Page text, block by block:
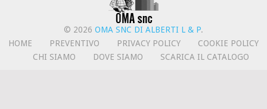
© 2026 OMA SNC DI ALBERTI L & P.
HOME
PREVENTIVO PRIVACY POLICY
COOKIE POLICY
CHI SIAMO
DOVE SIAMO SCARICA IL CATALOGO